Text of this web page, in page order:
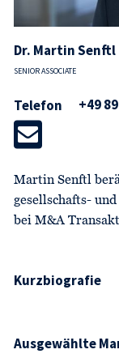
Dr. Martin Senftl
SENIOR ASSOCIATE
Telefon +49
Martin Senftl
gesellschafts-
bei M&A
Kurzbiografie
Ausgewählte